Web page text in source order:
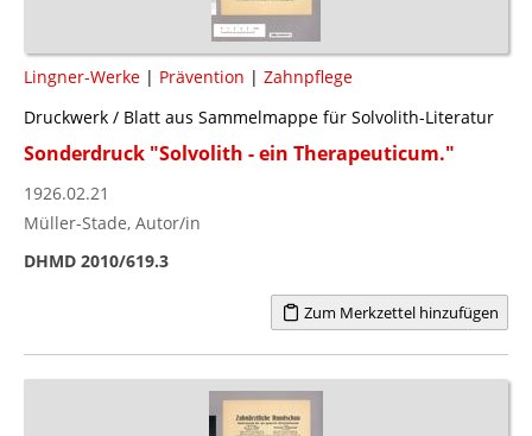
Lingner-Werke | Prävention | Zahnpflege
Druckwerk / Blatt aus Sammelmappe für Solvolith-Literatur
Sonderdruck "Solvolith - ein Therapeuticum."
1926.02.21
Müller-Stade, Autor/in
DHMD 2010/619.3
Zum Merkzettel hinzufügen